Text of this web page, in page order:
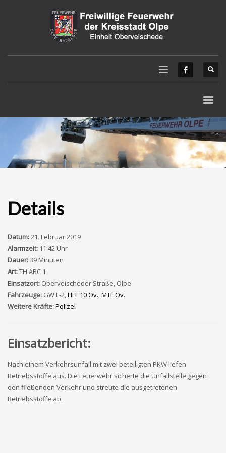
Details
Datum:21. Februar 2019
Alarmzeit: 11:42 Uhr
Dauer:39 Minuten
Art:TH ABC 1
Einsatzort: Oberveischeder Straße, Olpe
Fahrzeuge: GW L-2,HLF 10 Ov.,MTF Ov.
Weitere Kräfte:Polizei
Einsatzbericht:
Nach einem Verkehrsunfall mit zwei beteiligten PKW liefen
Betriebsstoffe aus. Die Feuerwehr sicherte die Unfallstelle gegen
den fließenden Verkehr und streute die ausgetretenen
Betriebsstoffe ab.